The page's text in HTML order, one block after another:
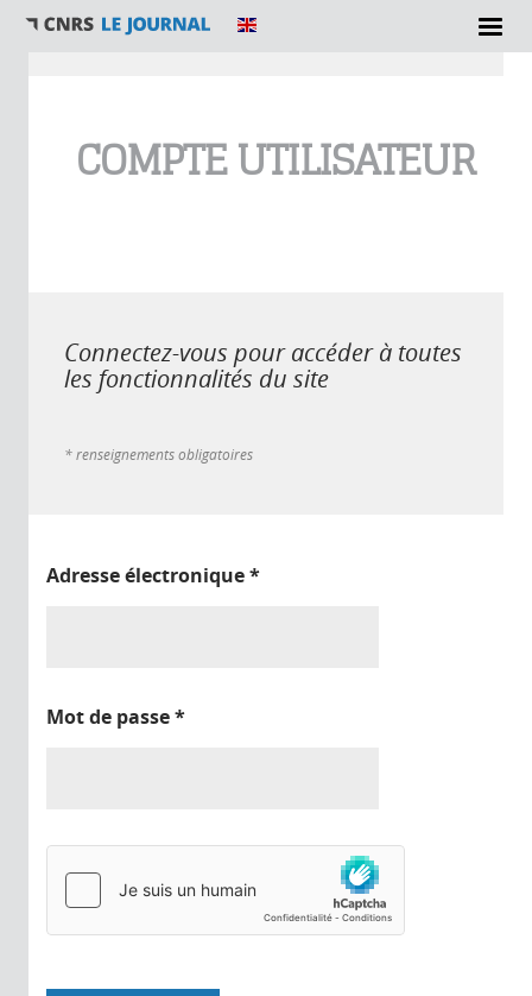
COMPTE UTILISATEUR
Connectez-vous pour accéder à toutes
les fonctionnalités du site
* renseignements obligatoires
Adresse électronique*
Mot de passe*